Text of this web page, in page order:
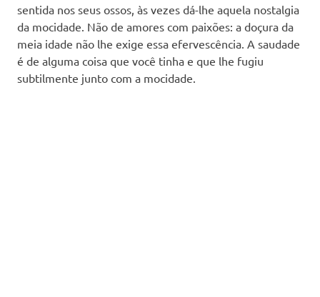
sentida nos seus ossos, às vezes dá-lhe aquela nostalgia
da mocidade. Não de amores com paixões: a doçura da
meia idade não lhe exige essa efervescência. A saudade
é de alguma coisa que você tinha e que lhe fugiu
subtilmente junto com a mocidade.